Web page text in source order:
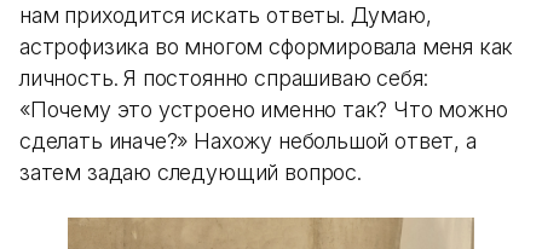
нам приходится искать ответы. Думаю,
астрофизика во многом сформировала меня как
личность. Я постоянно спрашиваю себя:
«Почему это устроено именно так? Что можно
сделать иначе?» Нахожу небольшой ответ, а
затем задаю следующий вопрос.